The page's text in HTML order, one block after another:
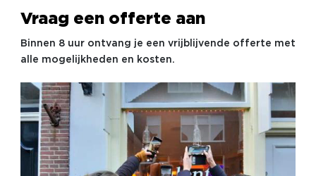
Vraag een offerte aan
Binnen 8 uur ontvang je een vrijblijvende offerte met
alle mogelijkheden en kosten.